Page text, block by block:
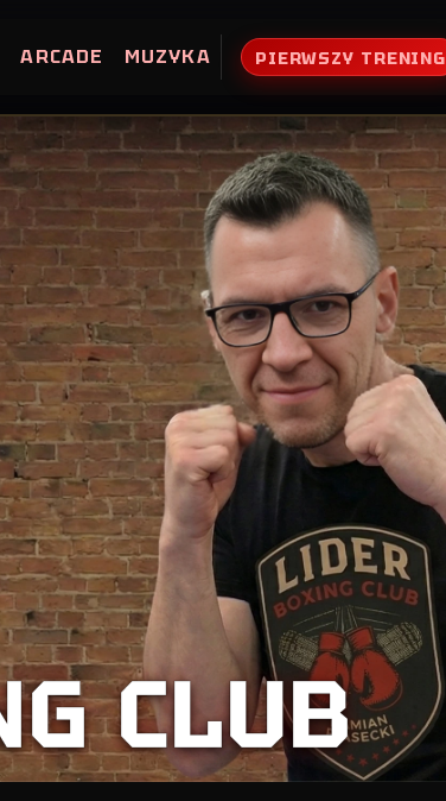
ARCADE MUZYKA PIERWSZY TRENING
CLUB